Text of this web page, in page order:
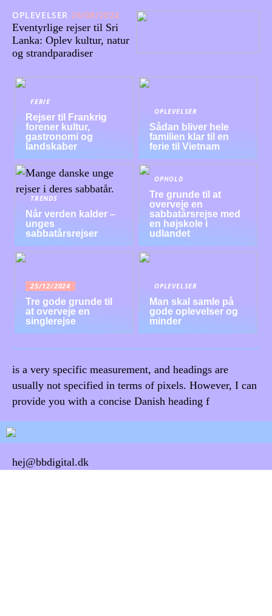
OPLEVELSER 26/08/2024
Eventyrlige rejser til Sri
Lanka: Oplev kultur, natur
og strandparadiser
FERIE
Rejser til Frankrig
forener kultur,
gastronomi og
landskaber
OPLEVELSER
Sådan bliver hele
familien klar til en
ferie til Vietnam
TRENDS
Når verden kalder –
unges
sabbatårsrejser
OPHOLD
Tre grunde til at
overveje en
sabbatårsrejse med
en højskole i
udlandet
25/12/2024
Tre gode grunde til
at overveje en
singlerejse
OPLEVELSER
Man skal samle på
gode oplevelser og
minder
is a very specific measurement, and headings are
usually not specified in terms of pixels. However, I can
provide you with a concise Danish heading f
hej@bbdigital.dk